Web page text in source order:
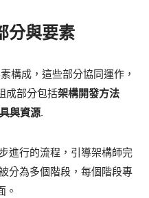
分與要素
構成，這些部分協同運作，
成部分包括架構開發方法
與資源.
進行的流程，引導架構師完
分為多個階段，每個階段專
。